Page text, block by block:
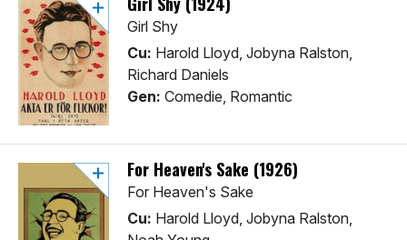
Girl Shy
Cu: Harold Lloyd, Jobyna Ralston,
Richard Daniels
Gen: Comedie, Romantic
For Heaven's Sake (1926)
For Heaven's Sake
Cu: Harold Lloyd, Jobyna Ralston,